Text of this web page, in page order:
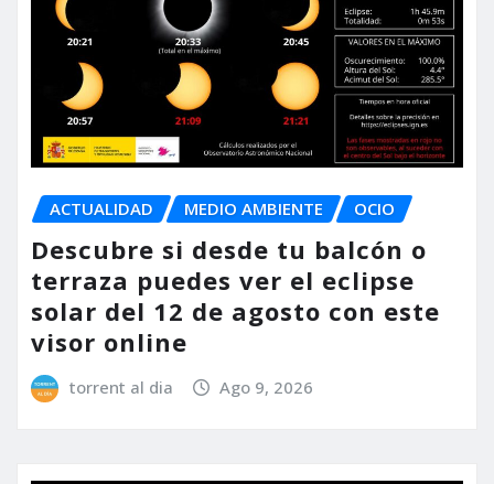
ACTUALIDAD MEDIO AMBIENTE OCIO
Descubre si desde tu balcón o
terraza puedes ver el eclipse
solar del 12 de agosto con este
visor online
torrent al dia Ago 9, 2026